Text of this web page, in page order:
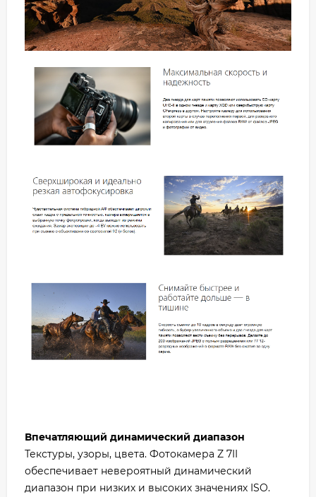
Впечатляющий динамический диапазон
Текстуры, узоры, цвета. Фотокамера Z 7II
обеспечивает невероятный динамический
диапазон при низких и высоких значениях ISO.